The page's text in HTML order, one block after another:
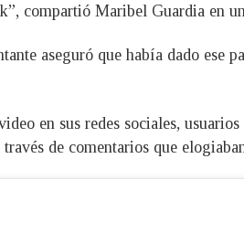
compartió Maribel Guardia en
aseguró que había dado ese
en sus redes sociales,
de comentarios que